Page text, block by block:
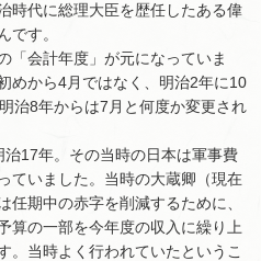
時代に総理大臣を歴任したある偉
です。
会計年度」が元になっていま
めから4月ではなく、明治2年に10
治8年からは7月と何度か変更され
17年。その当時の日本は軍事費
ていました。当時の大蔵卿（現在
期中の赤字を削減するために、
算の一部を今年度の収入に繰り上
。当時よく行われていたというこ